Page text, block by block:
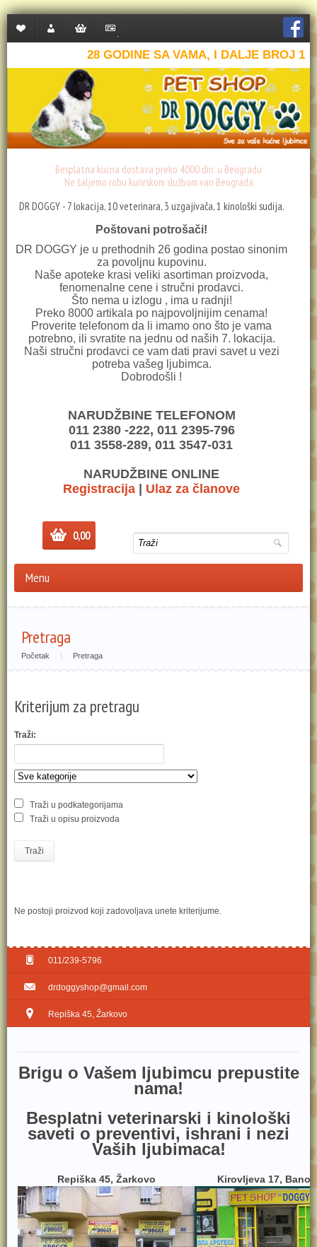
Plaćanje
28 GODINE SA VAMA, I DALJE BROJ 1
Besplatna kućna dostava preko 4000 din. u Beogradu
Ne šaljemo robu kurirskom službom van Beograda
DR DOGGY - 7 lokacija, 10 veterinara, 3 uzgajivača, 1 kinološki sudija.
Poštovani potrošači!
DR DOGGY je u prethodnih 26 godina postao sinonim
za povoljnu kupovinu.
Naše apoteke krasi veliki asortiman proizvoda,
fenomenalne cene i stručni prodavci.
Što nema u izlogu , ima u radnji!
Preko 8000 artikala po najpovoljnijim cenama!
Proverite telefonom da li imamo ono što je vama
potrebno, ili svratite na jednu od naših 7. lokacija.
Naši stručni prodavci ce vam dati pravi savet u vezi
potreba vašeg ljubimca.
Dobrodošli !
NARUDŽBINE TELEFONOM
011 2380 -222, 011 2395-796
011 3558-289, 011 3547-031
NARUDŽBINE ONLINE
Registracija | Ulaz za članove
0,00
Menu
Pretraga
Početak \ Pretraga
Kriterijum za pretragu
Traži:
Traži u podkategorijama
Traži u opisu proizvoda
Traži
Ne postoji proizvod koji zadovoljava unete kriterijume.
011/239-5796
drdoggyshop@gmail.com
Repiška 45, Žarkovo
Brig​u o Vašem ljubimcu prepustite
nama!
Besplatni veterinarski i kinološki
saveti o preventivi, ishrani i nezi
Vaših ljubimaca!
Repiška 45, Žarkovo Kirovljeva 17,